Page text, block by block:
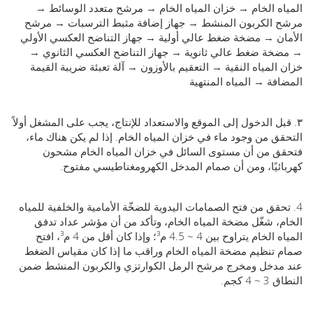
الخام → خزان المياه الخام → مرشح متعدد الوسائط →
الكربون المنشط → جهاز إضافة مثبط الترسبات → مرشح
→ مضخة ضغط عالي أولية → جهاز التناضح العكسي الأولي
ضغط عالي ثانوية → جهاز التناضح العكسي الثانوي →
النقية → التعقيم بالأوزون → آلة تعبئة ضريبة القيمة
→ المياه المنتهية
الدخول إلى الموقع والاستعداد للإنتاج، يجب على المشغل أولاً
من وجود ماء في خزان المياه الخام. إذا لم يكن هناك ماء،
من أن مستوى السائل في خزان المياه الخام مشحون
ومن أن صمام المدخل الكهرومغناطيسي مفتوح.
من فتح الصمامات اليدوية للضخّة الأمامية والخلفية للمياه
شغّل مضخة المياه الخام، وتأكد من أن مؤشر عداد تدفق
المياه الخام يتراوح بين 4 ~ 4.5 م³؛ وإذا كان أقل من 4 م³، افتح
تنظيم مضخة المياه الخام وراقب ما إذا كان مقياس الضغط
ومخرج مرشح الرمل الكوارتزي والكربون المنشط ضمن
كجم.